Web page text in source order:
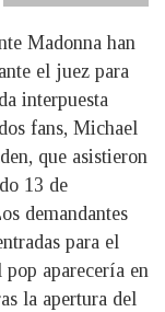
Madonna han
el juez para
interpuesta
fans, Michael
que asistieron
13 de
demandantes
para el
pop aparecería en
la apertura del